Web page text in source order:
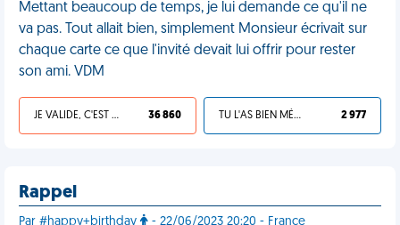
Mettant beaucoup de temps, je lui demande ce qu'il ne
va pas. Tout allait bien, simplement Monsieur écrivait sur
chaque carte ce que l'invité devait lui offrir pour rester
son ami. VDM
JE VALIDE, C'EST UNE VDM 36 860 TU L'AS BIEN MÉRITÉ 2 977
Rappel
Par #happy+birthday - 22/06/2023 20:20 - France